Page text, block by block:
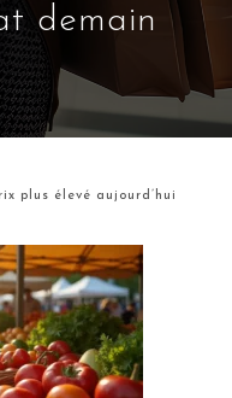
demain
plus élevé aujourd’hui